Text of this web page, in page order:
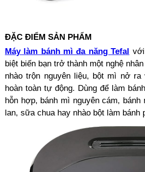
ĐẶC ĐIỂM SẢN PHẨM
Máy làm bánh mì đa năng Tefal
biệt biến bạn trở thành một nghệ
nhào trộn nguyên liệu, bột mì nở
hoàn toàn tự động. Dùng để làm
hỗn hợp, bánh mì nguyên cám, bánh
lan, sữa chua hay nhào bột làm bánh